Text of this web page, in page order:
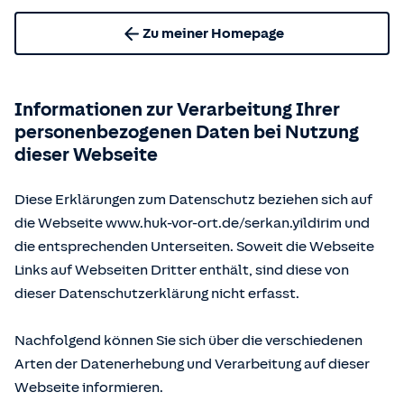
Zu meiner Homepage
Informationen zur Verarbeitung Ihrer
personenbezogenen Daten bei Nutzung
dieser Webseite
Diese Erklärungen zum Datenschutz beziehen sich auf
die Webseite www.huk-vor-ort.de/serkan.yildirim und
die entsprechenden Unterseiten. Soweit die Webseite
Links auf Webseiten Dritter enthält, sind diese von
dieser Datenschutzerklärung nicht erfasst.
Nachfolgend können Sie sich über die verschiedenen
Arten der Datenerhebung und Verarbeitung auf dieser
Webseite informieren.